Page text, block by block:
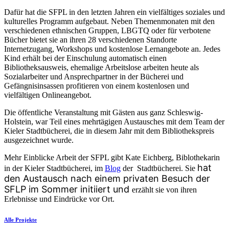
Dafür hat die SFPL in den letzten Jahren ein vielfältiges soziales und
kulturelles Programm aufgebaut. Neben Themenmonaten mit den
verschiedenen ethnischen Gruppen, LBGTQ oder für verbotene
Bücher bietet sie an ihren 28 verschiedenen Standorte
Internetzugang, Workshops und kostenlose Lernangebote an. Jedes
Kind erhält bei der Einschulung automatisch einen
Bibliotheksausweis, ehemalige Arbeitslose arbeiten heute als
Sozialarbeiter und Ansprechpartner in der Bücherei und
Gefängnisinsassen profitieren von einem kostenlosen und
vielfältigen Onlineangebot.
Die öffentliche Veranstaltung mit Gästen aus ganz Schleswig-
Holstein, war Teil eines mehrtägigen Austausches mit dem Team der
Kieler Stadtbücherei, die in diesem Jahr mit dem Bibliothekspreis
ausgezeichnet wurde.
Mehr Einblicke Arbeit der SFPL gibt Kate Eichberg, Biblothekarin
in der Kieler Stadtbücherei, im Blog der Stadtbücherei. Sie hat
den Austausch nach einem privaten Besuch der
SFLP im Sommer initiiert und erzählt sie von ihren
Erlebnisse und Eindrücke vor Ort.
Alle Projekte